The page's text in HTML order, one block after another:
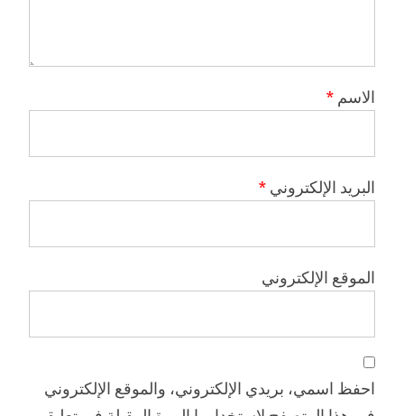
الاسم *
البريد الإلكتروني *
الموقع الإلكتروني
احفظ اسمي، بريدي الإلكتروني، والموقع الإلكتروني